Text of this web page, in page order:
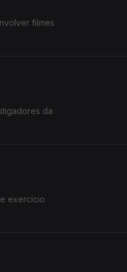
filmes
da
exercício